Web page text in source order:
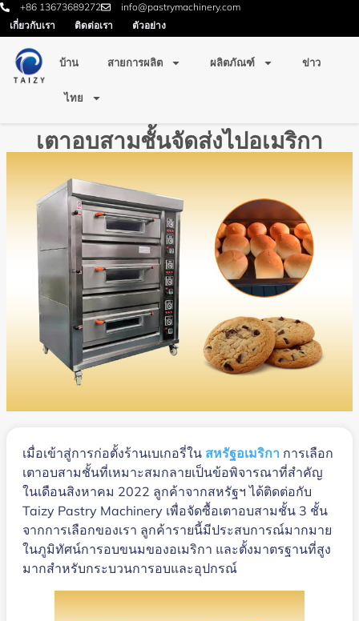
+86 13673689272
info@pastrymachinery.com
เกี่ยวกับเรา
ติดต่อเรา ตัวอย่าง
บ้าน สายการผลิต ผลิตภัณฑ์ ข่าว
ไทย
เตาอบสามชั้นจัดส่งไปอเมริกา
เมื่อเข้าสู่การก่อตั้งร้านเบเกอรี่ใน สหรัฐอเมริกา การเลือก
เตาอบสามชั้นที่เหมาะสมกลายเป็นข้อพิจารณาที่สำคัญ
ในเดือนสิงหาคม 2022 ลูกค้าจากสหรัฐฯ ได้ติดต่อกับ
Taizy Pastry Machinery เพื่อจัดซื้อเตาอบสามชั้น 3 ชั้น
จากการเลือกของเรา ลูกค้ารายนี้มีประสบการณ์มากมาย
ในภูมิทัศน์การอบขนมของอเมริกา และตั้งมาตรฐานที่สูง
มากสำหรับกระบวนการอบและอุปกรณ์